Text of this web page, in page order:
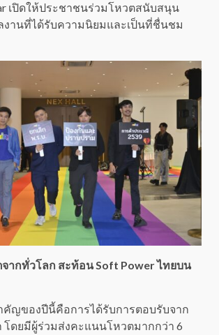
เปิดให้ประชาชนร่วมโหวตสนับสนุน
านที่ได้รับความนิยมและเป็นที่ชื่นชม
จากทั่วโลก สะท้อน Soft Power ไทยบน
คัญของปีนี้คือการได้รับการตอบรับจาก
ดยมีผู้ร่วมส่งคะแนนโหวตมากกว่า 6